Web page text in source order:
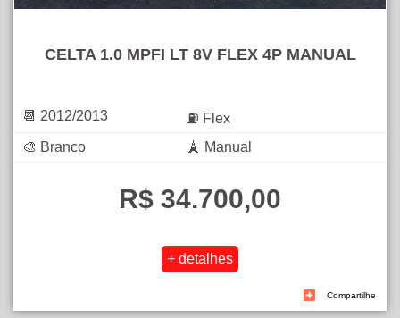
CELTA 1.0 MPFI LT 8V FLEX 4P MANUAL
📆 2012/2013
⛽ Flex
🎨 Branco
🗼 Manual
R$ 34.700,00
Compartilhe